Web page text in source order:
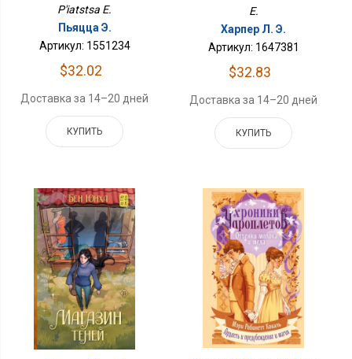
P'iatstsa E.
Пьяцца Э.
Артикул: 1551234
$32.02
Доставка за 14–20 дней
КУПИТЬ
E.
Харпер Л. Э.
Артикул: 1647381
$32.83
Доставка за 14–20 дней
КУПИТЬ